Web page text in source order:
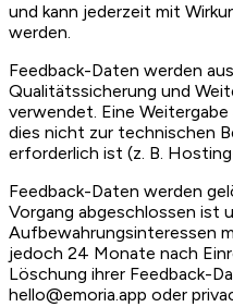
und kann jederzeit mit
werden.
Feedback-Daten werden
Qualitätssicherung und
verwendet. Eine
dies nicht zur technischen
erforderlich ist (z. B.
Feedback-Daten werden
Vorgang abgeschlossen ist
Aufbewahrungsinteressen
jedoch 24 Monate nach
Löschung ihrer Feedback-
hello@emoria.app oder